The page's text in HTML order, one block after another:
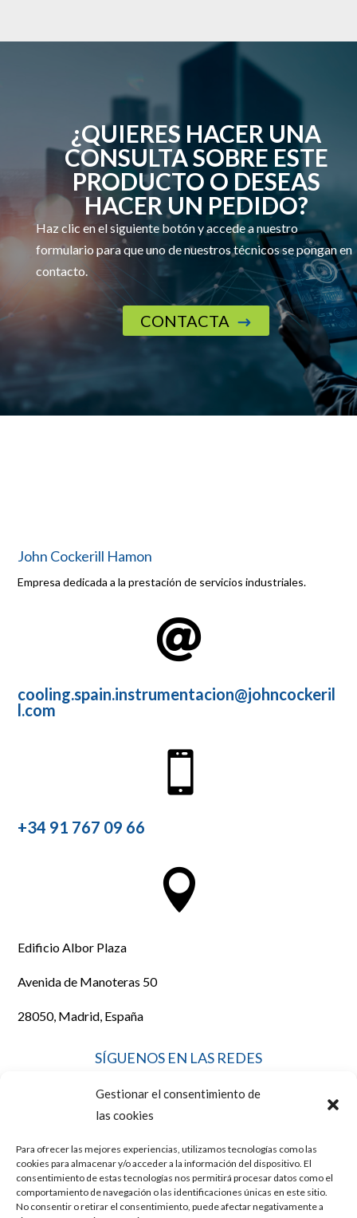
Gestionar el consentimiento de
las cookies
Para ofrecer las mejores experiencias, utilizamos tecnologías como las
cookies para almacenar y/o acceder a la información del dispositivo. El
consentimiento de estas tecnologías nos permitirá procesar datos como el
comportamiento de navegación o las identificaciones únicas en este sitio.
No consentir o retirar el consentimiento, puede afectar negativamente a
¿QUIERES HACER UNA
CONSULTA SOBRE ESTE
PRODUCTO O DESEAS
HACER UN PEDIDO?
Haz clic en el siguiente botón y accede a nuestro
formulario para que uno de nuestros técnicos se pongan en
contacto.
CONTACTA $
John Cockerill Hamon
Empresa dedicada a la prestación de servicios industriales.

cooling.spain.instrumentacion@johncockeril
l.com

+34 91 767 09 66

Edificio Albor Plaza
Avenida de Manoteras 50
28050, Madrid, España
SÍGUENOS EN LAS REDES
LEGAL
AVISO LEGAL